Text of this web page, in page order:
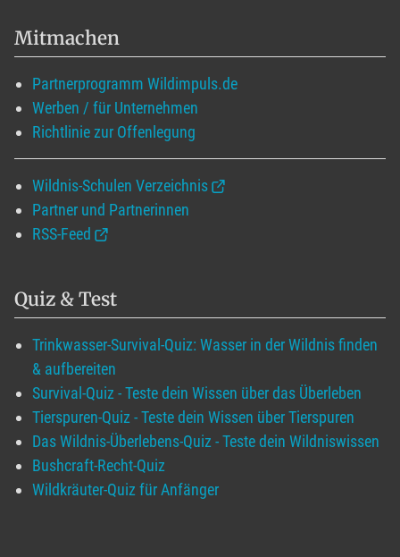
Mitmachen
Partnerprogramm Wildimpuls.de
Werben / für Unternehmen
Richtlinie zur Offenlegung
Wildnis-Schulen Verzeichnis
Partner und Partnerinnen
RSS-Feed
Quiz & Test
Trinkwasser-Survival-Quiz: Wasser in der Wildnis finden
& aufbereiten
Survival-Quiz - Teste dein Wissen über das Überleben
Tierspuren-Quiz - Teste dein Wissen über Tierspuren
Das Wildnis-Überlebens-Quiz - Teste dein Wildniswissen
Bushcraft-Recht-Quiz
Wildkräuter-Quiz für Anfänger